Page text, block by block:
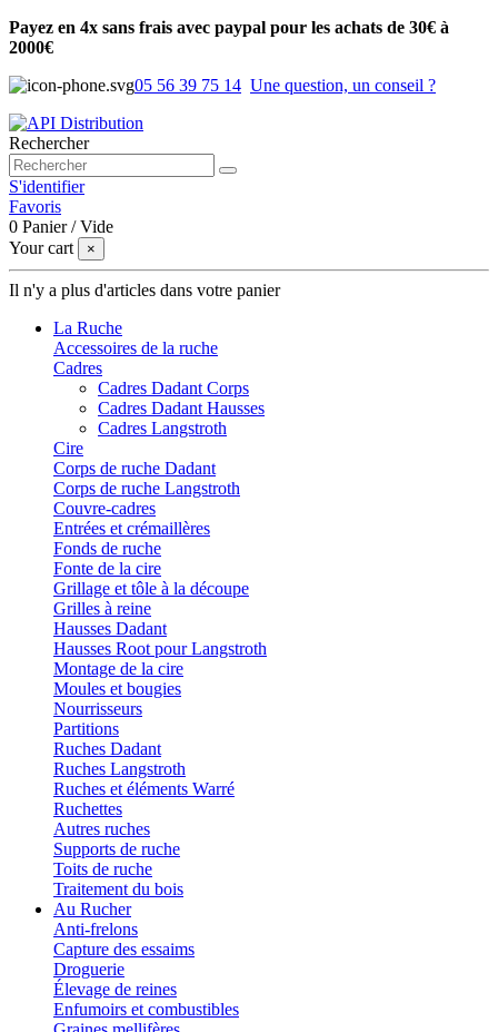
Payez en 4x sans frais avec paypal pour les achats de 30€ à
2000€
05 56 39 75 14 Une question, un conseil ?
Rechercher
S'identifier
Favoris
0 Panier /Vide
Your cart
×
Il n'y a plus d'articles dans votre panier
La Ruche
Accessoires de la ruche
Cadres
Cadres Dadant Corps
Cadres Dadant Hausses
Cadres Langstroth
Cire
Corps de ruche Dadant
Corps de ruche Langstroth
Couvre-cadres
Entrées et crémaillères
Fonds de ruche
Fonte de la cire
Grillage et tôle à la découpe
Grilles à reine
Hausses Dadant
Hausses Root pour Langstroth
Montage de la cire
Moules et bougies
Nourrisseurs
Partitions
Ruches Dadant
Ruches Langstroth
Ruches et éléments Warré
Ruchettes
Autres ruches
Supports de ruche
Toits de ruche
Traitement du bois
Au Rucher
Anti-frelons
Capture des essaims
Droguerie
Élevage de reines
Enfumoirs et combustibles